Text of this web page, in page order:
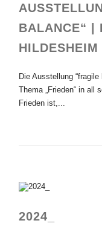
BALANCE“ |
HILDESHEIM
Die Ausstellung
Thema „Frieden“ in all
Frieden ist,...
2024_